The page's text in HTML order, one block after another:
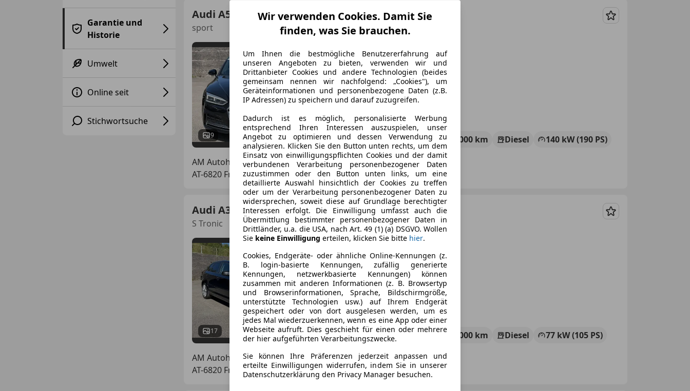
Garantie und
Historie
Umwelt
Online seit
Stichwortsuche
Audi A5
sport
Merken
9
€ 19 900 € 22 300,-
Reduziert 09/2017 120 000 km Diesel
140 kW (190 PS)
AM Autohandels GmbH
AT-6820 Frastanz
Audi A3
S Tronic
Merken
17
€ 7 900
Reduziert 09/2012 203 000 km Diesel
77 kW (105 PS)
AM Autohandels GmbH
AT-6820 Frastanz
Wir verwenden Cookies. Damit Sie
finden, was Sie brauchen.
Um Ihnen die bestmögliche Benutzererfahrung auf
unseren Angeboten zu bieten, verwenden wir und
Drittanbieter Cookies und andere Technologien (beides
gemeinsam nennen wir nachfolgend: „Cookies"), um
Geräteinformationen und personenbezogene Daten (z.B.
IP Adressen) zu speichern und darauf zuzugreifen.
Dadurch ist es möglich, personalisierte Werbung
entsprechend Ihren Interessen auszuspielen, unser
Angebot zu optimieren und dessen Verwendung zu
analysieren. Klicken Sie den Button unten rechts, um dem
Einsatz von einwilligungspflichten Cookies und der damit
verbundenen Verarbeitung personenbezogener Daten
zuzustimmen oder den Button unten links, um eine
detaillierte Auswahl hinsichtlich der Cookies zu treffen
oder um der Verarbeitung personenbezogener Daten zu
widersprechen, soweit diese auf Grundlage berechtigter
Interessen erfolgt. Die Einwilligung umfasst auch die
Übermittlung bestimmter personenbezogener Daten in
Drittländer, u.a. die USA, nach Art. 49 (1) (a) DSGVO. Wollen
Sie keine Einwilligung erteilen, klicken Sie bitte hier.
Cookies, Endgeräte- oder ähnliche Online-Kennungen (z.
B. login-basierte Kennungen, zufällig generierte
Kennungen, netzwerkbasierte Kennungen) können
zusammen mit anderen Informationen (z. B. Browsertyp
und Browserinformationen, Sprache, Bildschirmgröße,
unterstützte Technologien usw.) auf Ihrem Endgerät
gespeichert oder von dort ausgelesen werden, um es
jedes Mal wiederzuerkennen, wenn es eine App oder einer
Webseite aufruft. Dies geschieht für einen oder mehrere
der hier aufgeführten Verarbeitungszwecke.
Sie können Ihre Präferenzen jederzeit anpassen und
erteilte Einwilligungen widerrufen, indem Sie in unserer
Datenschutzerklärung den Privacy Manager besuchen.